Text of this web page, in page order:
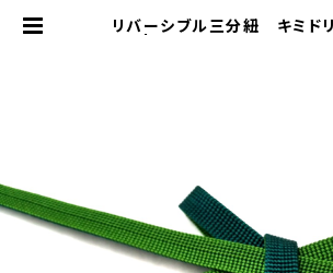
リバーシブル三分紐 キミド